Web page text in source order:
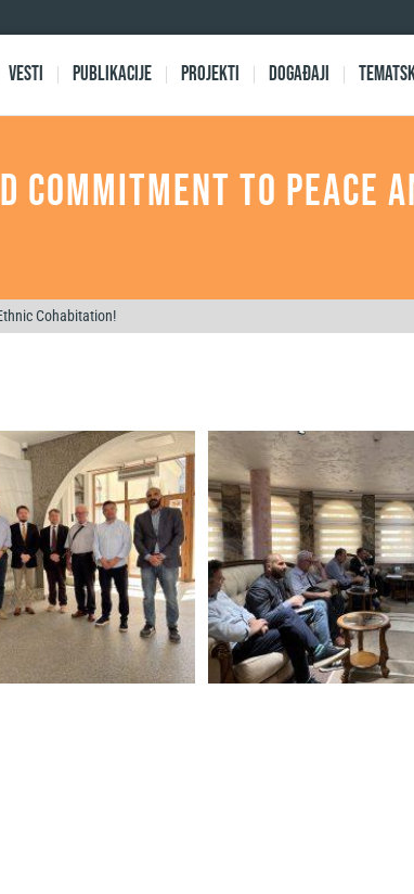
Vesti Publikacije Projekti Događaji
Commitment to Peace
Cohabitation!